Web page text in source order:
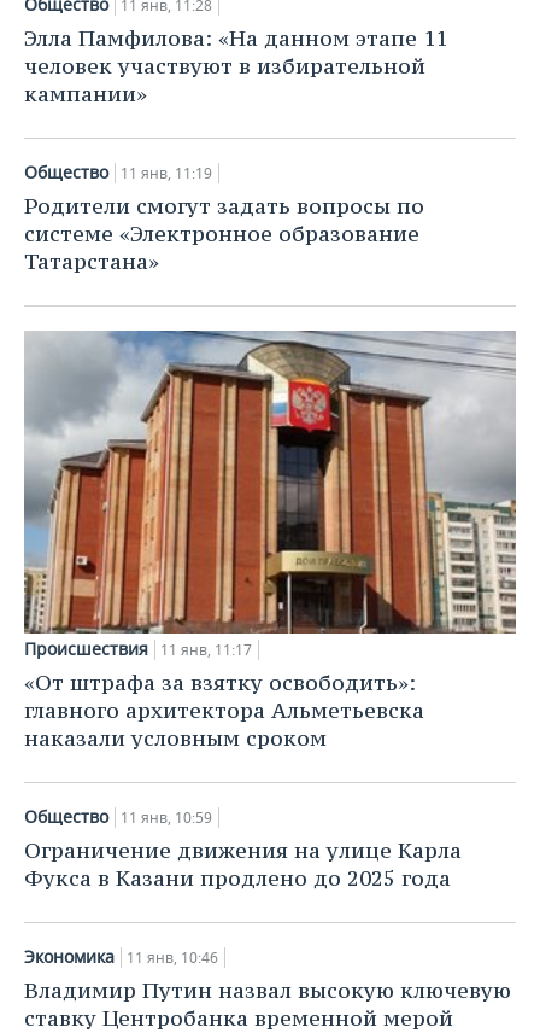
Общество 11 янв, 11:28
Элла Памфилова: «На данном этапе 11
человек участвуют в избирательной
кампании»
Общество 11 янв, 11:19
Родители смогут задать вопросы по
системе «Электронное образование
Татарстана»
Происшествия 11 янв, 11:17
«От штрафа за взятку освободить»:
главного архитектора Альметьевска
наказали условным сроком
Общество 11 янв, 10:59
Ограничение движения на улице Карла
Фукса в Казани продлено до 2025 года
Экономика 11 янв, 10:46
Владимир Путин назвал высокую ключевую
ставку Центробанка временной мерой